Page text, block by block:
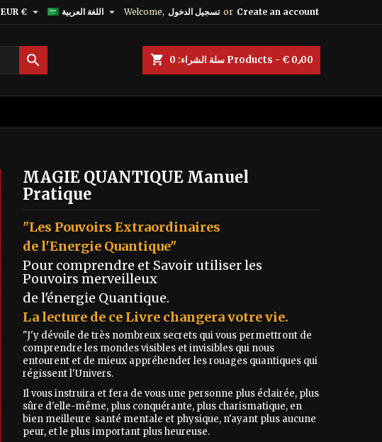
Welcome, تسجيل الدخول or Create an account اللغة العربية 
EUR € 
shopping_cart سلة الشراء: 0 Products - € 0٫00 
MAGIE QUANTIQUE Manuel
Pratique
"Les Pouvoirs Extraordinaires
de l'Energie Quantique"
Pour comprendre et Savoir utiliser les
Pouvoirs merveilleux
de l'énergie Quantique.
La lecture de ce Livre changera votrevie.
"J'y dévoile de très nombreux secrets qui vous permettront de
comprendre les mondes visibles et invisibles qui nous
entourent et de mieux appréhender les rouages quantiques qui
régissent l'Univers.
Il vous instruira et fera de vous une personne plus éclairée, plus
sûre d'elle-même, plus conquérante, plus charismatique, en
bien meilleure santé mentale et physique, n'ayant plus aucune
peur, et le plus important plus heureuse.